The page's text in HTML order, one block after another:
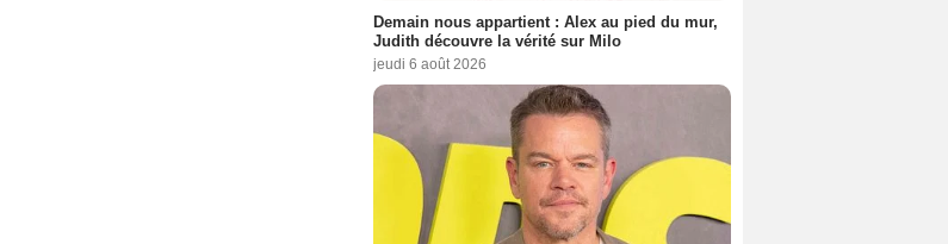
Demain nous appartient : Alex au pied du mur,
Judith découvre la vérité sur Milo
jeudi 6 août 2026